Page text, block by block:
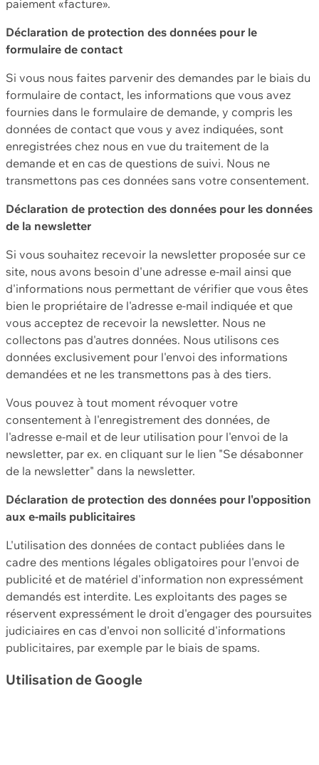
paiement «facture».
Déclaration de protection des données pour le
formulaire de contact
Si vous nous faites parvenir des demandes par le biais du
formulaire de contact, les informations que vous avez
fournies dans le formulaire de demande, y compris les
données de contact que vous y avez indiquées, sont
enregistrées chez nous en vue du traitement de la
demande et en cas de questions de suivi. Nous ne
transmettons pas ces données sans votre consentement.
Déclaration de protection des données pour les données
de la newsletter
Si vous souhaitez recevoir la newsletter proposée sur ce
site, nous avons besoin d'une adresse e-mail ainsi que
d'informations nous permettant de vérifier que vous êtes
bien le propriétaire de l'adresse e-mail indiquée et que
vous acceptez de recevoir la newsletter. Nous ne
collectons pas d'autres données. Nous utilisons ces
données exclusivement pour l'envoi des informations
demandées et ne les transmettons pas à des tiers.
Vous pouvez à tout moment révoquer votre
consentement à l'enregistrement des données, de
l'adresse e-mail et de leur utilisation pour l'envoi de la
newsletter, par ex. en cliquant sur le lien "Se désabonner
de la newsletter" dans la newsletter.
Déclaration de protection des données pour l'opposition
aux e-mails publicitaires
L'utilisation des données de contact publiées dans le
cadre des mentions légales obligatoires pour l'envoi de
publicité et de matériel d'information non expressément
demandés est interdite. Les exploitants des pages se
réservent expressément le droit d'engager des poursuites
judiciaires en cas d'envoi non sollicité d'informations
publicitaires, par exemple par le biais de spams.
Utilisation de Google